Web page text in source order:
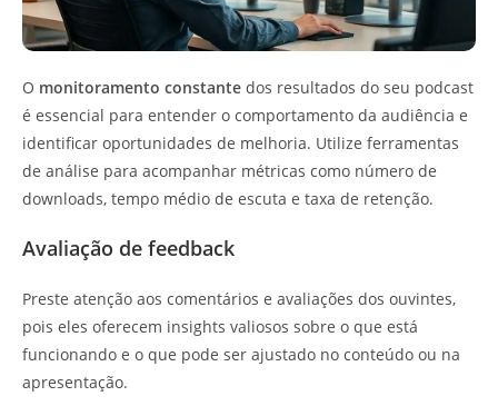
O monitoramento constante dos resultados do seu podcast
é essencial para entender o comportamento da audiência e
identificar oportunidades de melhoria. Utilize ferramentas
de análise para acompanhar métricas como número de
downloads, tempo médio de escuta e taxa de retenção.
Avaliação de feedback
Preste atenção aos comentários e avaliações dos ouvintes,
pois eles oferecem insights valiosos sobre o que está
funcionando e o que pode ser ajustado no conteúdo ou na
apresentação.